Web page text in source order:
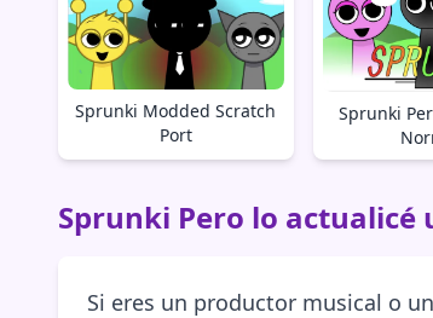
Sprunki Modded Scratch
Port
Sprunki
Sprunki Pero lo
Si eres un productor musical o